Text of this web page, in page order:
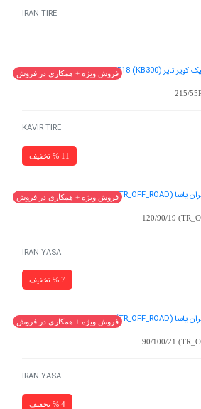
IRAN TIRE
KAVIR TIRE
11 % تخفیف
فروش ویژه + همکاری در فروش
IRAN YASA
7 % تخفیف
فروش ویژه + همکاری در فروش
IRAN YASA
4 % تخفیف
فروش ویژه + همکاری در فروش